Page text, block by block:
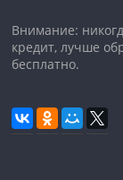
Внимание:
кредит, лучше
бесплатно.